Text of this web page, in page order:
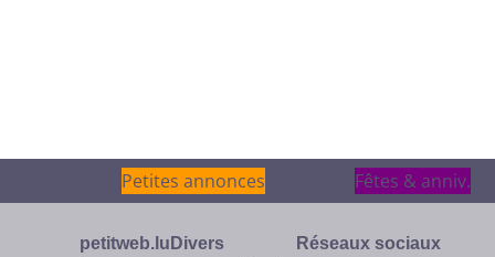
Petites annonces
Petites annonces Fêtes & anniv.
Fêtes & anniv.
petitweb.lu Divers Réseaux sociaux